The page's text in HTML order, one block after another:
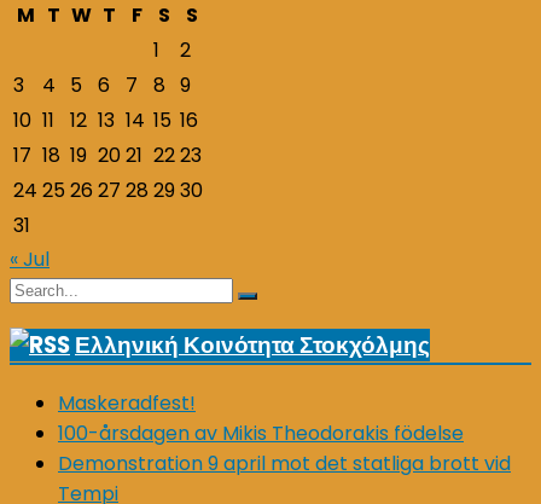
M T W T F S
S
1
2
3
4 5 6 7 8 9
10 11 12 13 14 15 16
17 18 19 2021 2223
24 2526 27 28 2930
31
« Jul
Search
Search
Ελληνική Κοινότητα Στοκχόλμης
Maskeradfest!
100-årsdagen av Mikis Theodorakis födelse
Demonstration 9 april mot det statliga brott vid
Tempi